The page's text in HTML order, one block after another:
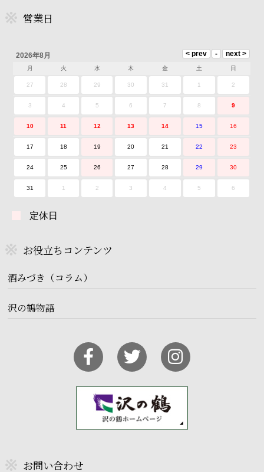
営業日
2026年8月
月 火 水 木 金 土 日
27 28 29 30 31 1 2
3 4 5 6 7 8 9
10 11 12 13 14 15 16
17 18 19 20 21 22 23
24 25 26 27 28 29 30
31 1 2 3 4 5 6
定休日
お役立ちコンテンツ
酒みづき（コラム）
沢の鶴物語
お問い合わせ